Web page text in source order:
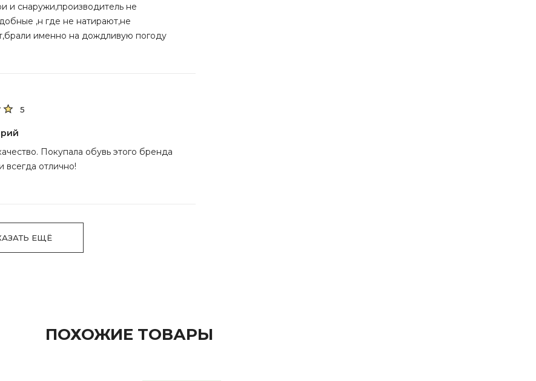
и снаружи,производитель не
,н где не натирают,не
именно на дождливую погоду
5
Покупала обувь этого бренда
всегда отлично!
ЕЩЁ
ПОХОЖИЕ ТОВАРЫ